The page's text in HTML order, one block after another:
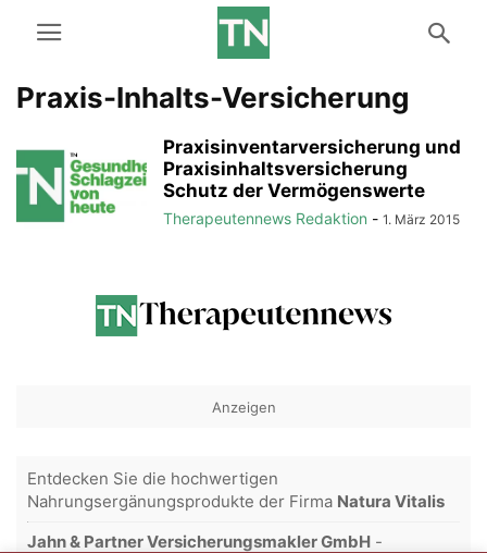
Praxis-Inhalts-Versicherung
Praxisinventarversicherung und
Praxisinhaltsversicherung
Schutz der Vermögenswerte
Therapeutennews Redaktion - 1. März 2015
Anzeigen
Entdecken Sie die hochwertigen
Nahrungsergänungsprodukte der Firma Natura Vitalis
Jahn & Partner Versicherungsmakler GmbH -